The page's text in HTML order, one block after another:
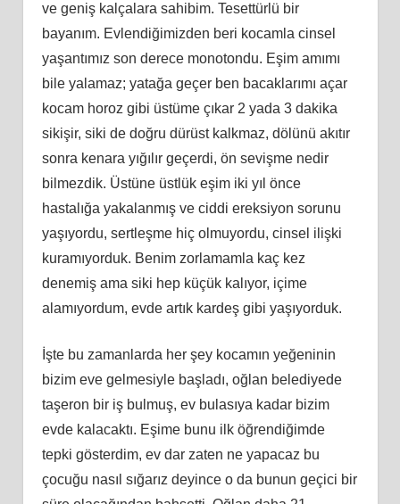
ve geniş kalçalara sahibim. Tesettürlü bir
bayanım. Evlendiğimizden beri kocamla cinsel
yaşantımız son derece monotondu. Eşim amımı
bile yalamaz; yatağa geçer ben bacaklarımı açar
kocam horoz gibi üstüme çıkar 2 yada 3 dakika
sikişir, siki de doğru dürüst kalkmaz, dölünü akıtır
sonra kenara yığılır geçerdi, ön sevişme nedir
bilmezdik. Üstüne üstlük eşim iki yıl önce
hastalığa yakalanmış ve ciddi ereksiyon sorunu
yaşıyordu, sertleşme hiç olmuyordu, cinsel ilişki
kuramıyorduk. Benim zorlamamla kaç kez
denemiş ama siki hep küçük kalıyor, içime
alamıyordum, evde artık kardeş gibi yaşıyorduk.
İşte bu zamanlarda her şey kocamın yeğeninin
bizim eve gelmesiyle başladı, oğlan belediyede
taşeron bir iş bulmuş, ev bulasıya kadar bizim
evde kalacaktı. Eşime bunu ilk öğrendiğimde
tepki gösterdim, ev dar zaten ne yapacaz bu
çocuğu nasıl sığarız deyince o da bunun geçici bir